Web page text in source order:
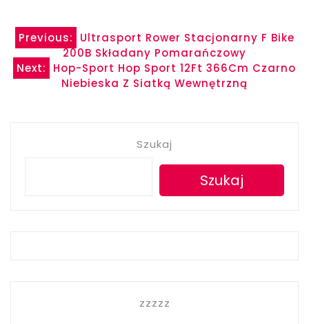
Nawigacja
wpisu
Previous:
Ultrasport Rower Stacjonarny F Bike
200B Składany Pomarańczowy
Next:
Hop-Sport Hop Sport 12Ft 366Cm Czarno
Niebieska Z Siatką Wewnętrzną
Szukaj
Szukaj
zzzzz